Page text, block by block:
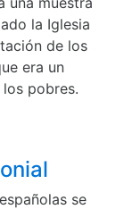
la Iglesia
de los
era un
pobres.
se